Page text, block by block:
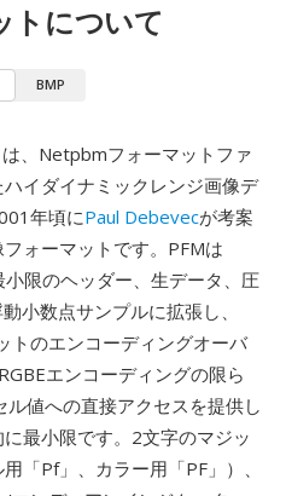
トについて
BMP
、Netpbmフォーマットファ
イダイナミックレンジ画像デ
年頃にPaul Debevecが考案
ォーマットです。PFMは
限のヘッダー、生データ、圧
小数点サンプルに拡張し、
トのエンコーディングオーバ
エンコーディングの限ら
値への直接アクセスを提供し
最小限です。2文字のマジッ
「Pf」、カラー用「PF」）、